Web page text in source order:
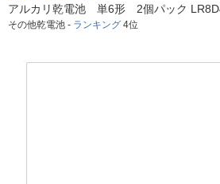
アルカリ乾電池 単6形 2個パック
その他乾電池 - ランキング 4位